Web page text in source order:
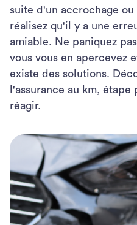
suite d'un accrochage ou
réalisez qu'il y a une
amiable. Ne paniquez
vous vous en apercevez
existe des solutions.
l'assurance au km, étape
réagir.